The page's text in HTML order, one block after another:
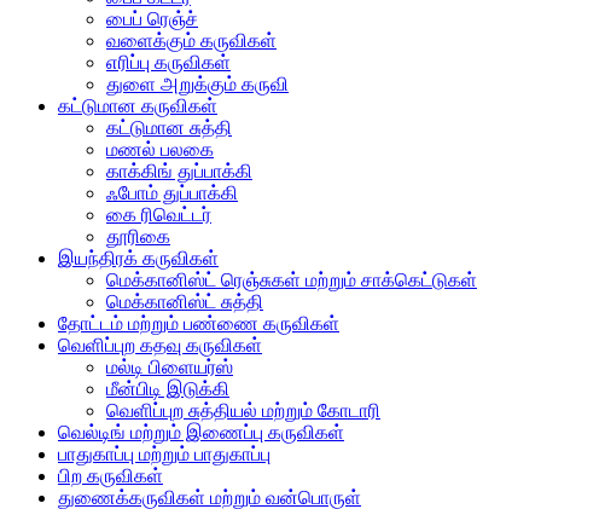
பைப் ரெஞ்ச்
வளைக்கும் கருவிகள்
எரிப்பு கருவிகள்
துளை அறுக்கும் கருவி
கட்டுமான கருவிகள்
கட்டுமான சுத்தி
மணல் பலகை
காக்கிங் துப்பாக்கி
ஃபோம் துப்பாக்கி
கை ரிவெட்டர்
தூரிகை
இயந்திரக் கருவிகள்
மெக்கானிஸ்ட் ரெஞ்சுகள் மற்றும் சாக்கெட்டுகள்
மெக்கானிஸ்ட் சுத்தி
தோட்டம் மற்றும் பண்ணை கருவிகள்
வெளிப்புற கதவு கருவிகள்
மல்டி பிளையர்ஸ்
மீன்பிடி இடுக்கி
வெளிப்புற சுத்தியல் மற்றும் கோடாரி
வெல்டிங் மற்றும் இணைப்பு கருவிகள்
பாதுகாப்பு மற்றும் பாதுகாப்பு
பிற கருவிகள்
துணைக்கருவிகள் மற்றும் வன்பொருள்